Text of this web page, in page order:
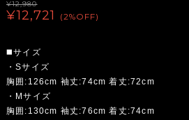
¥12,980
¥12,721 (2%OFF)
◼️サイズ
・Sサイズ
胸囲:126cm 袖丈:74cm 着丈:72cm
・Mサイズ
胸囲:130cm 袖丈:76cm 着丈:74cm